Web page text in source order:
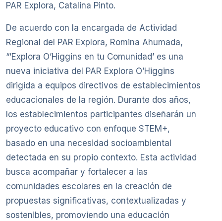
PAR Explora, Catalina Pinto.
De acuerdo con la encargada de Actividad
Regional del PAR Explora, Romina Ahumada,
“’Explora O’Higgins en tu Comunidad’ es una
nueva iniciativa del PAR Explora O’Higgins
dirigida a equipos directivos de establecimientos
educacionales de la región. Durante dos años,
los establecimientos participantes diseñarán un
proyecto educativo con enfoque STEM+,
basado en una necesidad socioambiental
detectada en su propio contexto. Esta actividad
busca acompañar y fortalecer a las
comunidades escolares en la creación de
propuestas significativas, contextualizadas y
sostenibles, promoviendo una educación